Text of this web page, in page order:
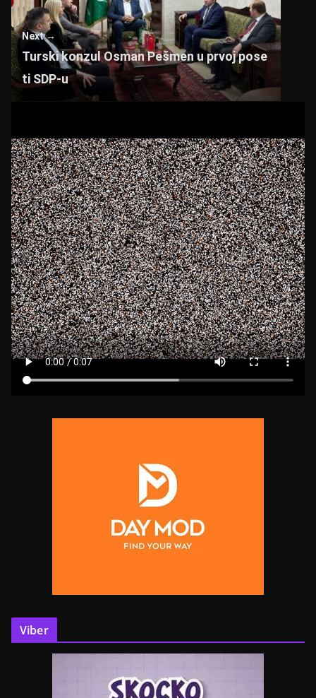
p
p
o
o
k
Next →
Turski konzul Osman Pešmen u prvoj pose
ti SDP-u
Viber